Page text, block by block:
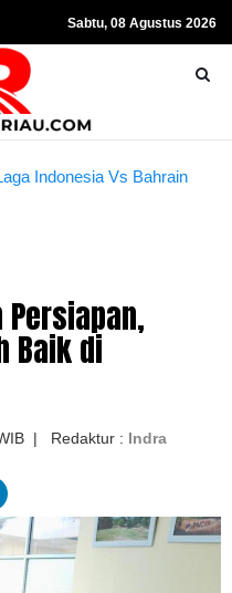
Sabtu, 08 Agustus 2026
Indonesia Vs Bahrain
Kata "Merdeka"
Persiapan,
Baik di
| Redaktur : Indra